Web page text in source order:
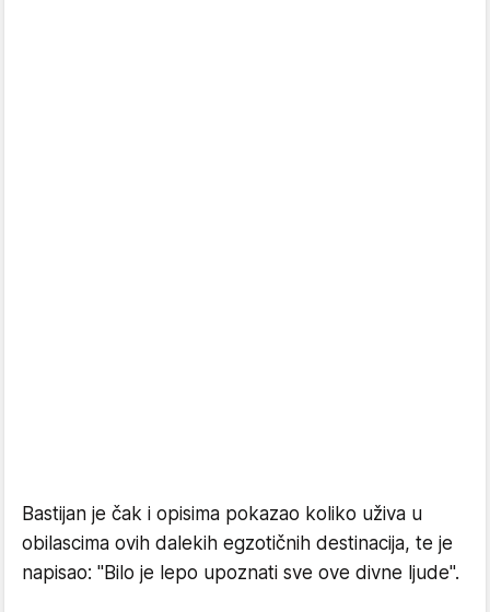
Bastijan je čak i opisima pokazao koliko uživa u
obilascima ovih dalekih egzotičnih destinacija, te je
napisao: "Bilo je lepo upoznati sve ove divne ljude".